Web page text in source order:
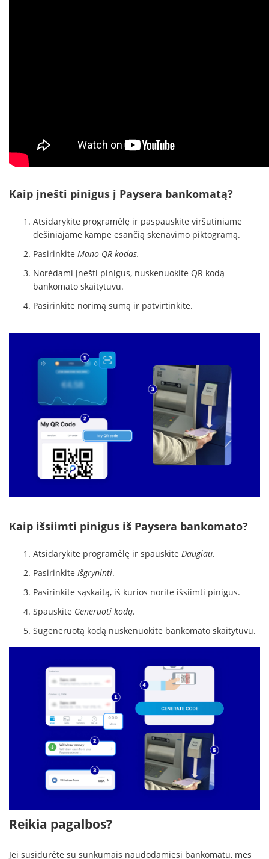
Kaip įnešti pinigus į Paysera bankomatą?
Atsidarykite programėlę ir paspauskite viršutiniame
dešiniajame kampe esančią skenavimo piktogramą.
Pasirinkite Mano QR kodas.
Norėdami įnešti pinigus, nuskenuokite QR kodą
bankomato skaitytuvu.
Pasirinkite norimą sumą ir patvirtinkite.
Kaip išsiimti pinigus iš Paysera bankomato?
Atsidarykite programėlę ir spauskite Daugiau.
Pasirinkite Išgryninti.
Pasirinkite sąskaitą, iš kurios norite išsiimti pinigus.
Spauskite Generuoti kodą.
Sugeneruotą kodą nuskenuokite bankomato skaitytuvu.
Reikia pagalbos?
Jei susidūrėte su sunkumais naudodamiesi bankomatu, mes